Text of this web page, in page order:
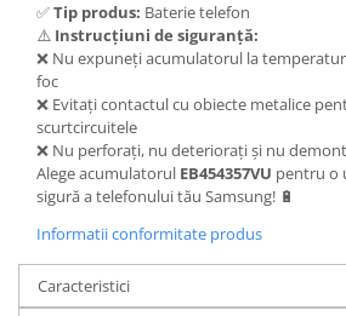
HTC
HTC
Huawei
Iphone
IPOD
Lenovo
LG
Motorola
Nokia
Oppo
✅Tip produs: Baterie telefon
⚠️ Instrucțiuni de siguranță:
❌ Nu expuneți acumulatorul la
foc
❌ Evitați contactul cu obiecte metalice
scurtcircuitele
❌ Nu perforați, nu deteriorați și nu
Alege acumulatorul EB454357VU pentru o
sigură a telefonului tău Samsung! 🔋
Informatii conformitate produs
Caracteristici